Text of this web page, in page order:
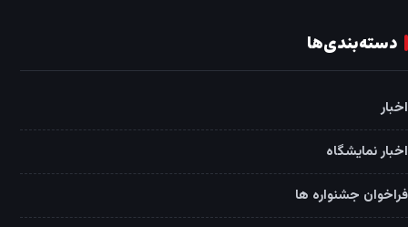
دسته‌بندی‌ها
اخبار
اخبار نمایشگاه
فراخوان جشنواره ها